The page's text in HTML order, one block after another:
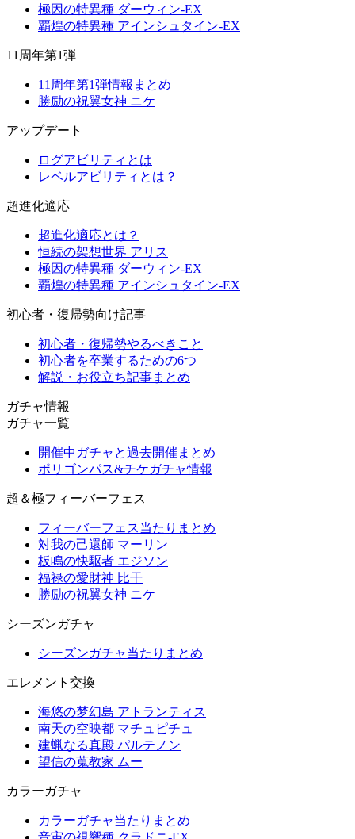
極因の特異種 ダーウィン-EX
覇煌の特異種 アインシュタイン-EX
11周年第1弾
11周年第1弾情報まとめ
勝励の祝翼女神 ニケ
アップデート
ログアビリティとは
レベルアビリティとは？
超進化適応
超進化適応とは？
恒続の架想世界 アリス
極因の特異種 ダーウィン-EX
覇煌の特異種 アインシュタイン-EX
初心者・復帰勢向け記事
初心者・復帰勢やるべきこと
初心者を卒業するための6つ
解説・お役立ち記事まとめ
ガチャ情報
ガチャ一覧
開催中ガチャと過去開催まとめ
ポリゴンパス&チケガチャ情報
超＆極フィーバーフェス
フィーバーフェス当たりまとめ
対我の己還師 マーリン
板鳴の快駆者 エジソン
福禄の愛財神 比干
勝励の祝翼女神 ニケ
シーズンガチャ
シーズンガチャ当たりまとめ
エレメント交換
海悠の梦幻島 アトランティス
南天の空映都 マチュピチュ
建蝋なる真殿 パルテノン
望信の蒐教家 ムー
カラーガチャ
カラーガチャ当たりまとめ